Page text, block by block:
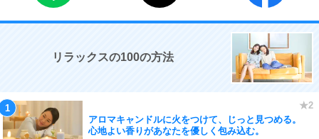
リラックスの100の方法
アロマキャンドルに火をつけて、じっと見つめる。
心地よい香りがあなたを優しく包み込む。